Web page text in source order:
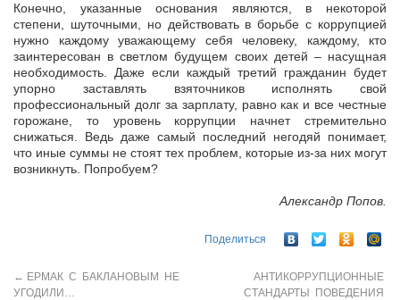
Конечно, указанные основания являются, в некоторой
степени, шуточными, но действовать в борьбе с коррупцией
нужно каждому уважающему себя человеку, каждому, кто
заинтересован в светлом будущем своих детей – насущная
необходимость. Даже если каждый третий гражданин будет
упорно заставлять взяточников исполнять свой
профессиональный долг за зарплату, равно как и все честные
горожане, то уровень коррупции начнет стремительно
снижаться. Ведь даже самый последний негодяй понимает,
что иные суммы не стоят тех проблем, которые из-за них могут
возникнуть. Попробуем?
Александр Попов.
Поделиться
← ЕРМАК С БАКЛАНОВЫМ НЕ
УГОДИЛИ…
АНТИКОРРУПЦИОННЫЕ
СТАНДАРТЫ ПОВЕДЕНИЯ